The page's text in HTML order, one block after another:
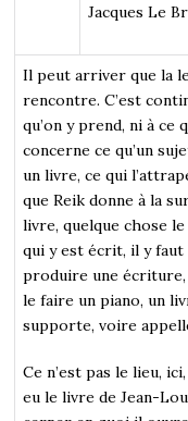
Jacques Le
Il peut arriver que la
rencontre. C’est
qu’on y prend, ni à ce
concerne ce qu’un
un livre, ce qui
que Reik donne à la
livre, quelque chose
qui y est écrit, il y
produire une écriture,
le faire un piano, un
supporte, voire
Ce n’est pas le lieu,
eu le livre de Jean-